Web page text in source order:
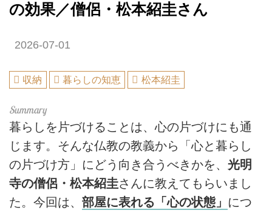
の効果／僧侶・松本紹圭さん
2026-07-01
収納 暮らしの知恵 松本紹圭
暮らしを片づけることは、心の片づけにも通
じます。そんな仏教の教義から「心と暮らし
の片づけ方」にどう向き合うべきかを、 光明
寺の僧侶・松本紹圭さんに教えてもらいまし
た。今回は、 部屋に表れる「心の状態」 につ